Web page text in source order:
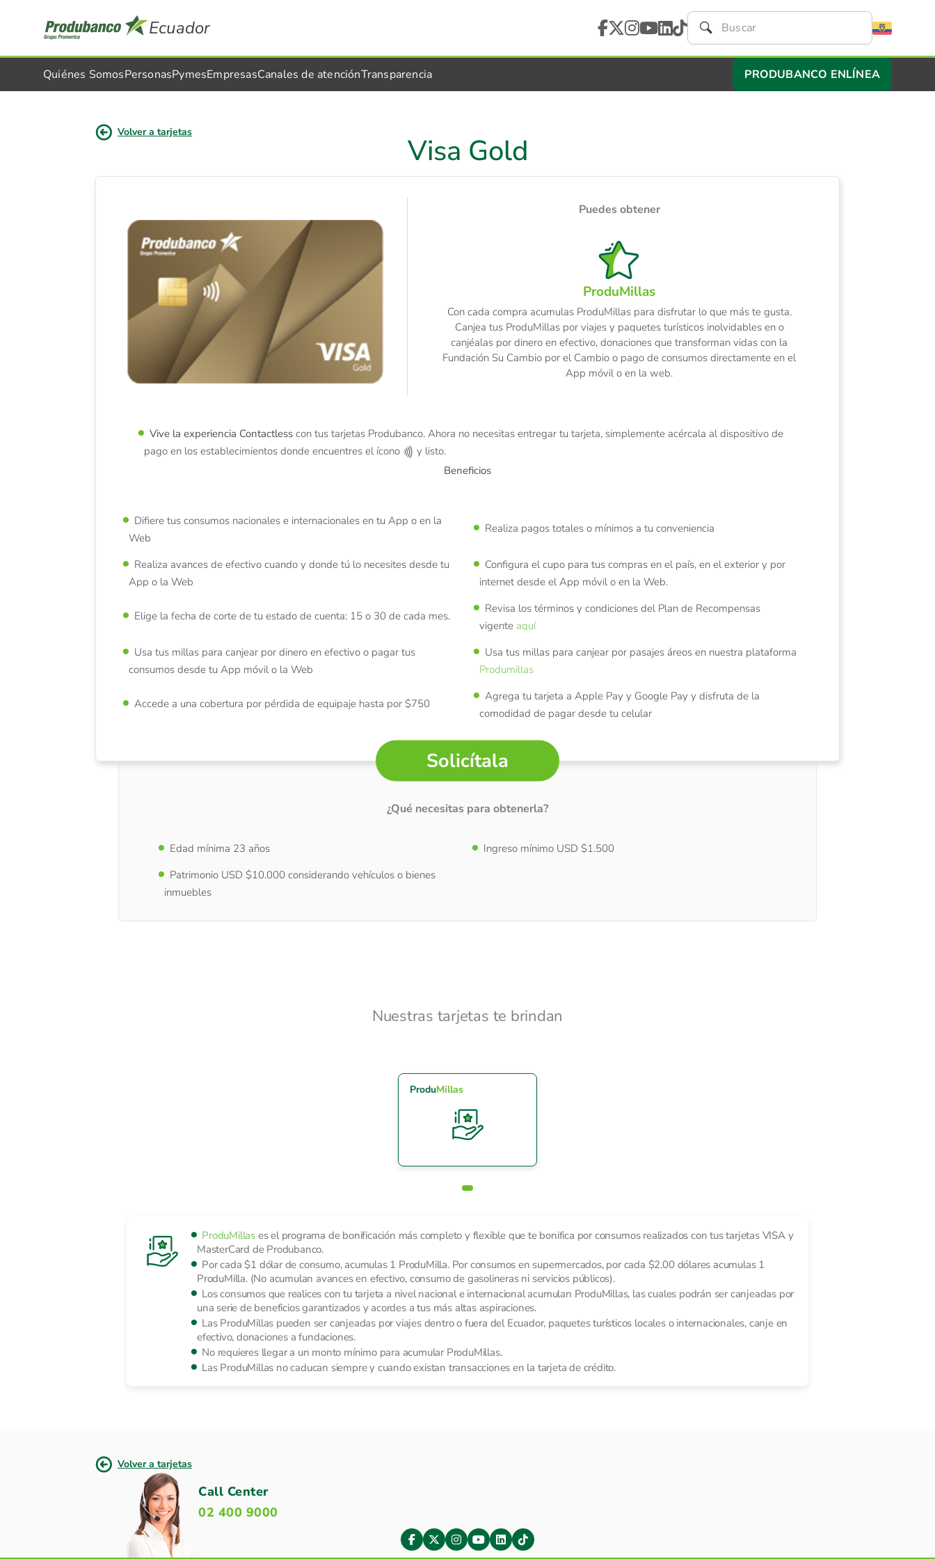
Ecuador
Quiénes SomosPersonasPymesEmpresasCanales de atenciónTransparencia PRODUBANCO ENLÍNEA
Volver a tarjetas
Visa Gold
Puedes obtener
ProduMillas
Con cada compra acumulas ProduMillas para disfrutar lo que más te gusta.
Canjea tus ProduMillas por viajes y paquetes turísticos inolvidables en o
canjéalas por dinero en efectivo, donaciones que transforman vidas con la
Fundación Su Cambio por el Cambio o pago de consumos directamente en el
App móvil o en la web.
Vive la experiencia Contactless con tus tarjetas Produbanco. Ahora no necesitas entregar tu tarjeta, simplemente acércala al dispositivo de
pago en los establecimientos donde encuentres el ícono
y listo.
Beneficios
Difiere tus consumos nacionales e internacionales en tu App o en la
Web
Realiza pagos totales o mínimos a tu conveniencia
Realiza avances de efectivo cuando y donde tú lo necesites desde tu
App o la Web
Configura el cupo para tus compras en el país, en el exterior y por
internet desde el App móvil o en la Web.
Elige la fecha de corte de tu estado de cuenta: 15 o 30 de cada mes.
Revisa los términos y condiciones del Plan de Recompensas
vigente aquí
Usa tus millas para canjear por dinero en efectivo o pagar tus
consumos desde tu App móvil o la Web
Usa tus millas para canjear por pasajes áreos en nuestra plataforma
Produmillas
Accede a una cobertura por pérdida de equipaje hasta por $750
Agrega tu tarjeta a Apple Pay y Google Pay y disfruta de la
comodidad de pagar desde tu celular
Solicítala
¿Qué necesitas para obtenerla?
Edad mínima 23 años
Ingreso mínimo USD $1.500
Patrimonio USD $10.000 considerando vehículos o bienes
inmuebles
Nuestras tarjetas te brindan
ProduMillas
ProduMillases el programa de bonificación más completo y flexible que te bonifica por consumos realizados con tus tarjetas VISA y
MasterCard de Produbanco.
Por cada $1 dólar de consumo, acumulas 1 ProduMilla. Por consumos en supermercados, por cada $2.00 dólares acumulas 1
ProduMilla. (No acumulan avances en efectivo, consumo de gasolineras ni servicios públicos).
Los consumos que realices con tu tarjeta a nivel nacional e internacional acumulan ProduMillas, las cuales podrán ser canjeadas por
una serie de beneficios garantizados y acordes a tus más altas aspiraciones.
Las ProduMillas pueden ser canjeadas por viajes dentro o fuera del Ecuador, paquetes turísticos locales o internacionales, canje en
efectivo, donaciones a fundaciones.
No requieres llegar a un monto mínimo para acumular ProduMillas.
Las ProduMillas no caducan siempre y cuando existan transacciones en la tarjeta de crédito.
Volver a tarjetas
Call Center
02 400 9000